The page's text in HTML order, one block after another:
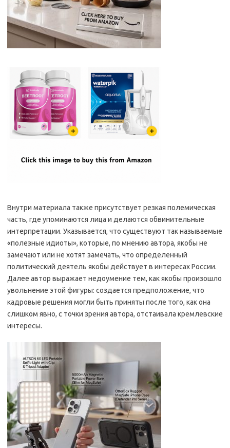
Внутри материала также присутствует резкая полемическая
часть, где упоминаются лица и делаются обвинительные
интерпретации. Указывается, что существуют так называемые
«полезные идиоты», которые, по мнению автора, якобы не
замечают или не хотят замечать, что определенный
политический деятель якобы действует в интересах России.
Далее автор выражает недоумение тем, как якобы произошло
увольнение этой фигуры: создается предположение, что
кадровые решения могли быть приняты после того, как она
слишком явно, с точки зрения автора, отстаивала кремлевские
интересы.